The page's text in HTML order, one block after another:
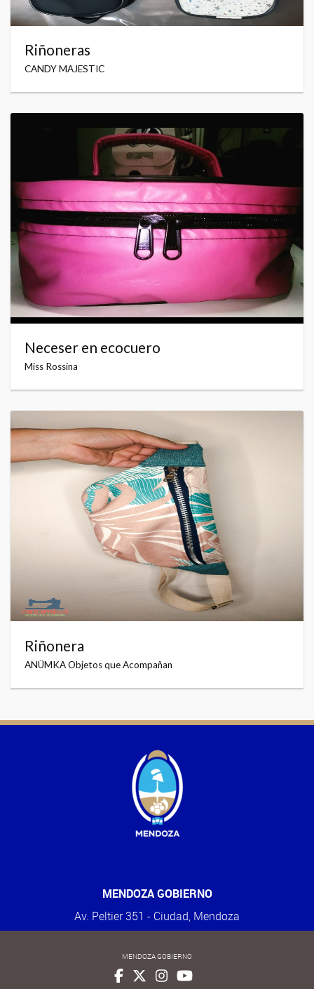
Riñoneras
CANDY MAJESTIC
Neceser en ecocuero
Miss Rossina
Riñonera
ANÜMKA Objetos que Acompañan
MENDOZA GOBIERNO
Av. Peltier 351 - Ciudad, Mendoza
MENDOZA GOBIERNO